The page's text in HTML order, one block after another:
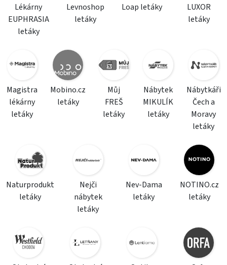
Lékárny
EUPHRASIA
letáky
Levnoshop
letáky
Loap letáky
LUXOR
letáky
Magistra
lékárny
letáky
Mobino.cz
letáky
Můj
FREŠ
letáky
Nábytek
MIKULÍK
letáky
Nábytkáři
Čech a
Moravy
letáky
Naturprodukt
letáky
Nejči
nábytek
letáky
Nev-Dama
letáky
NOTINO.cz
letáky